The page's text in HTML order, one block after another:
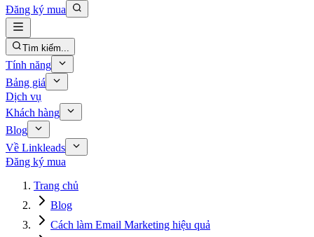
Đăng ký mua
Tìm kiếm...
Tính năng
Bảng giá
Dịch vụ
Khách hàng
Blog
Về Linkleads
Đăng ký mua
Trang chủ
Blog
Cách làm Email Marketing hiệu quả